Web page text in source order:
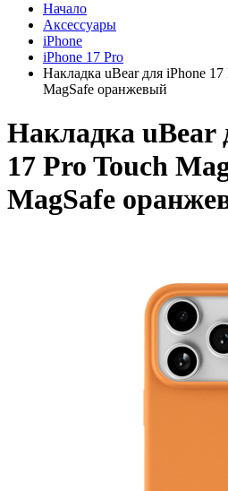
Начало
Аксессуары
iPhone
iPhone 17 Pro
Накладка uBear для iPhone
MagSafe оранжевый
Накладка uBear
17 Pro Touch
MagSafe